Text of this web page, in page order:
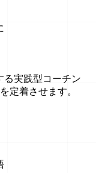
る実践型コーチン
定着させます。